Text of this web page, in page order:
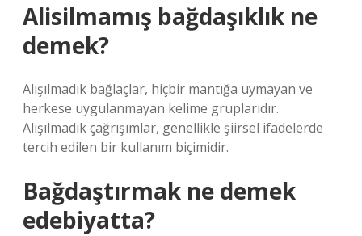
Alisilmamış bağdaşıklık ne
demek?
Alışılmadık bağlaçlar, hiçbir mantığa uymayan ve
herkese uygulanmayan kelime gruplarıdır.
Alışılmadık çağrışımlar, genellikle şiirsel ifadelerde
tercih edilen bir kullanım biçimidir.
Bağdaştırmak ne demek
edebiyatta?